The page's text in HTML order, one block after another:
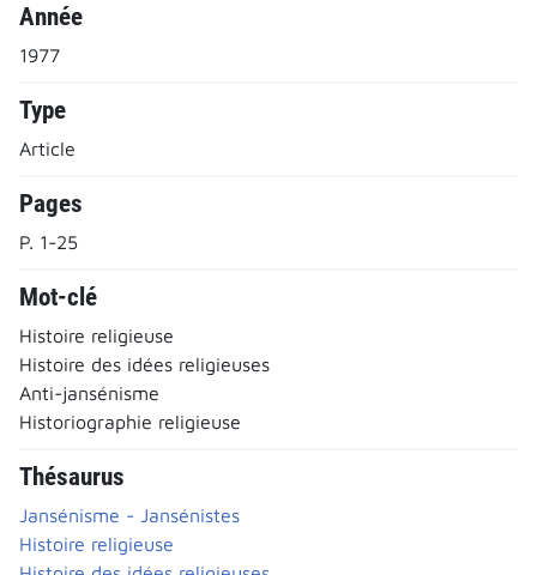
Année
1977
Type
Article
Pages
P. 1-25
Mot-clé
Histoire religieuse
Histoire des idées religieuses
Anti-jansénisme
Historiographie religieuse
Thésaurus
Jansénisme - Jansénistes
Histoire religieuse